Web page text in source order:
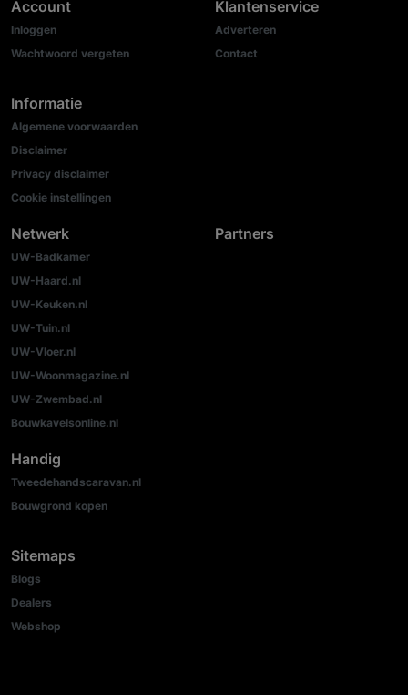
Account
Inloggen
Wachtwoord vergeten
Informatie
Algemene voorwaarden
Disclaimer
Privacy disclaimer
Cookie instellingen
Klantenservice
Adverteren
Contact
Netwerk
UW-Badkamer
UW-Haard.nl
UW-Keuken.nl
UW-Tuin.nl
UW-Vloer.nl
UW-Woonmagazine.nl
UW-Zwembad.nl
Bouwkavelsonline.nl
Partners
Handig
Tweedehandscaravan.nl
Bouwgrond kopen
Sitemaps
Blogs
Dealers
Webshop